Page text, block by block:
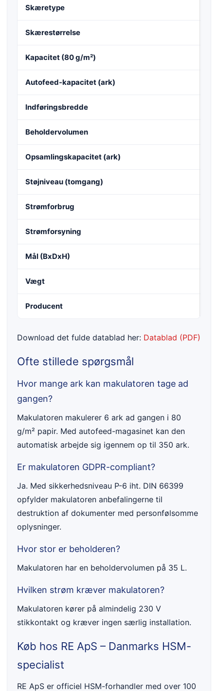
Skæretype
Skærestørrelse
Kapacitet (80 g/m²)
Autofeed-kapacitet (ark)
Indføringsbredde
Beholdervolumen
Opsamlingskapacitet (ark)
Støjniveau (tomgang)
Strømforbrug
Strømforsyning
Mål (BxDxH)
Vægt
Producent
Download det fulde datablad her: Datablad (PDF)
Ofte stillede spørgsmål
Hvor mange ark kan makulatoren tage ad
gangen?
Makulatoren makulerer 6 ark ad gangen i 80
g/m² papir. Med autofeed-magasinet kan den
automatisk arbejde sig igennem op til 350 ark.
Er makulatoren GDPR-compliant?
Ja. Med sikkerhedsniveau P-6 iht. DIN 66399
opfylder makulatoren anbefalingerne til
destruktion af dokumenter med personfølsomme
oplysninger.
Hvor stor er beholderen?
Makulatoren har en beholdervolumen på 35 L.
Hvilken strøm kræver makulatoren?
Makulatoren kører på almindelig 230 V
stikkontakt og kræver ingen særlig installation.
Køb hos RE ApS – Danmarks HSM-
specialist
RE ApS er officiel HSM-forhandler med over 100